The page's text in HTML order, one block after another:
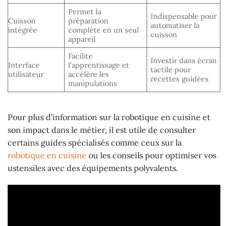
Cuisson
intégrée
Permet la
préparation
complète en un seul
appareil
Indispensable pour
automatiser la
cuisson
Interface
utilisateur
Facilite
l’apprentissage et
accélère les
manipulations
Investir dans écran
tactile pour
recettes guidées
Pour plus d’information sur la robotique en cuisine et
son impact dans le métier, il est utile de consulter
certains guides spécialisés comme ceux sur la
robotique en cuisine ou les conseils pour optimiser vos
ustensiles avec des équipements polyvalents.